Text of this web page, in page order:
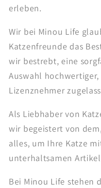
erleben.
Wir bei Minou Life
Katzenfreunde das
wir bestrebt, eine
Auswahl
Lizenznehmer
Als Liebhaber von
wir begeistert von
alles, um Ihre Katze
unterhaltsamen
Bei Minou Life stehen